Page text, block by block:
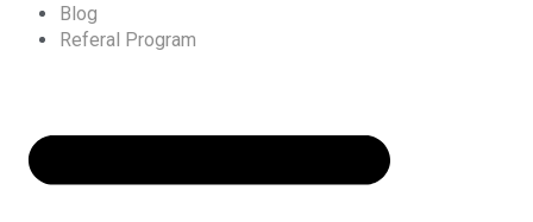
Blog
Referal Program